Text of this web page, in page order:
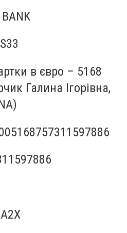
в євро – 5168
Галина Ігорівна,